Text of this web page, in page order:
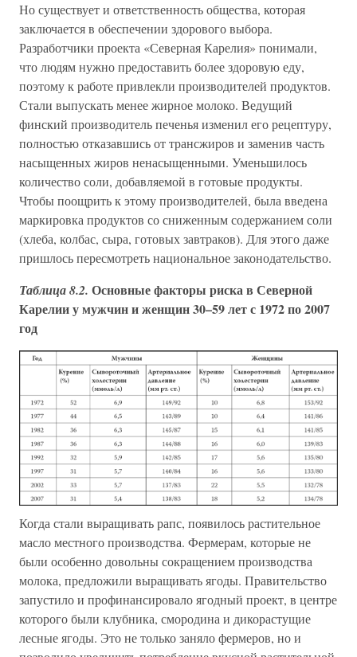
Но существует и ответственность общества, которая
заключается в обеспечении здорового выбора.
Разработчики проекта «Северная Карелия» понимали,
что людям нужно предоставить более здоровую еду,
поэтому к работе привлекли производителей продуктов.
Стали выпускать менее жирное молоко. Ведущий
финский производитель печенья изменил его рецептуру,
полностью отказавшись от трансжиров и заменив часть
насыщенных жиров ненасыщенными. Уменьшилось
количество соли, добавляемой в готовые продукты.
Чтобы поощрить к этому производителей, была введена
маркировка продуктов со сниженным содержанием соли
(хлеба, колбас, сыра, готовых завтраков). Для этого даже
пришлось пересмотреть национальное законодательство.
Таблица 8.2. Основные факторы риска в Северной
Карелии у мужчин и женщин 30–59 лет с 1972 по 2007
год
Когда стали выращивать рапс, появилось растительное
масло местного производства. Фермерам, которые не
были особенно довольны сокращением производства
молока, предложили выращивать ягоды. Правительство
запустило и профинансировало ягодный проект, в центре
которого были клубника, смородина и дикорастущие
лесные ягоды. Это не только заняло фермеров, но и